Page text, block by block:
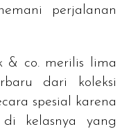
perjalanan
& co. merilis lima
dari koleksi
spesial karena
kelasnya yang